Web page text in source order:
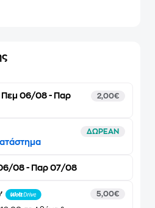
Πεμ 06/08 - Παρ
2,00€
ΔΩΡΕΑΝ
08 - Παρ 07/08
5,00€